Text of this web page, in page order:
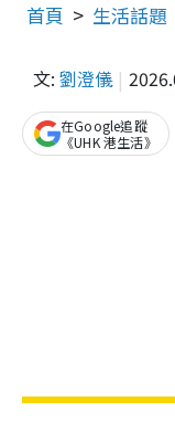
首頁 生活話題
文: 劉澄儀
在Google追蹤
《UHK 港生活》